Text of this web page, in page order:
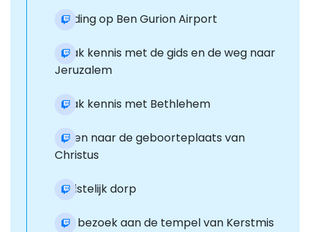
Landing op Ben Gurion Airport
Maak kennis met de gids en de weg naar
Jeruzalem
Maak kennis met Bethlehem
Lopen naar de geboorteplaats van
Christus
Christelijk dorp
Een bezoek aan de tempel van Kerstmis